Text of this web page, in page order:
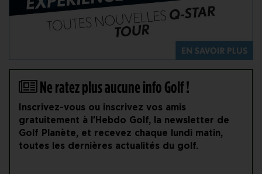
Ne ratez plus aucune info Golf !
Inscrivez-vous ou inscrivez vos amis
gratuitement à l'Hebdo Golf, la newsletter de
Golf Planète, et recevez chaque lundi matin,
toutes les dernières actualités du golf.